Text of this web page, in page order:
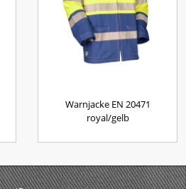
Warnjacke EN 20471
royal/gelb